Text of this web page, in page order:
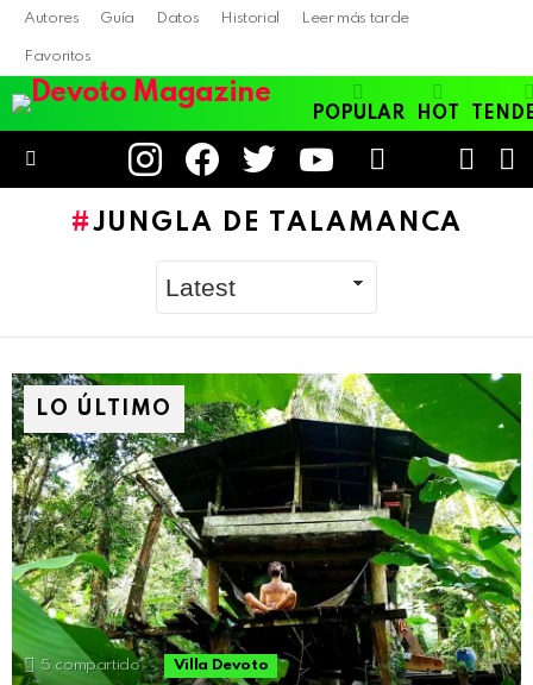
Autores Guía Datos Historial Leer más tarde
Favoritos
POPULAR HOT
instagramfacebooktwitter youtube
SKIN
JUNGLA DE TALAMANCA
LO ÚLTIMO
5 compartido Villa Devoto